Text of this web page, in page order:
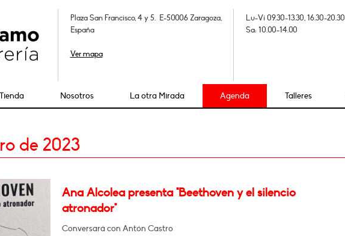
Plaza San Francisco, 4 y 5. E-50006 Zaragoza,
España
Ver mapa
Lu-Vi 09.30-13.30, 16.30-20.30
Sa: 10.00-14.00
Tienda Nosotros La otra Mirada Agenda Talleres
de 2023
Ana Alcolea presenta "Beethoven y el silencio
atronador"
Conversará con Antón Castro